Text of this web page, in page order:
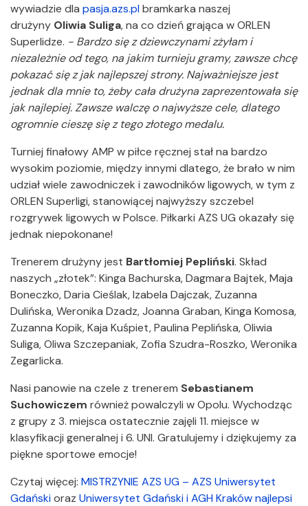
wywiadzie dla pasja.azs.plbramkarka naszej
drużyny Oliwia Suliga, na co dzień grająca w ORLEN
Superlidze. - Bardzo się z dziewczynami zżyłam i
niezależnie od tego, na jakim turnieju gramy, zawsze chcę
pokazać się z jak najlepszej strony. Najważniejsze jest
jednak dla mnie to, żeby cała drużyna zaprezentowała się
jak najlepiej. Zawsze walczę o najwyższe cele, dlatego
ogromnie cieszę się z tego złotego medalu.
Turniej finałowy AMP w piłce ręcznej stał na bardzo
wysokim poziomie, między innymi dlatego, że brało w nim
udział wiele zawodniczek i zawodników ligowych, w tym z
ORLEN Superligi, stanowiącej najwyższy szczebel
rozgrywek ligowych w Polsce. Piłkarki AZS UG okazały się
jednak niepokonane!
Trenerem drużyny jest Bartłomiej Pepliński. Skład
naszych „złotek”: Kinga Bachurska, Dagmara Bajtek, Maja
Boneczko, Daria Cieślak, Izabela Dajczak, Zuzanna
Dulińska, Weronika Dzadz, Joanna Graban, Kinga Komosa,
Zuzanna Kopik, Kaja Kuśpiet, Paulina Peplińska, Oliwia
Suliga, Oliwa Szczepaniak, Zofia Szudra-Roszko, Weronika
Zegarlicka.
Nasi panowie na czele z trenerem Sebastianem
Suchowiczem również powalczyli w Opolu. Wychodząc
z grupy z 3. miejsca ostatecznie zajęli 11. miejsce w
klasyfikacji generalnej i 6. UNI. Gratulujemy i dziękujemy za
piękne sportowe emocje!
Czytaj więcej: MISTRZYNIE AZS UG – AZS Uniwersytet
Gdańskioraz Uniwersytet Gdański i AGH Kraków najlepsi